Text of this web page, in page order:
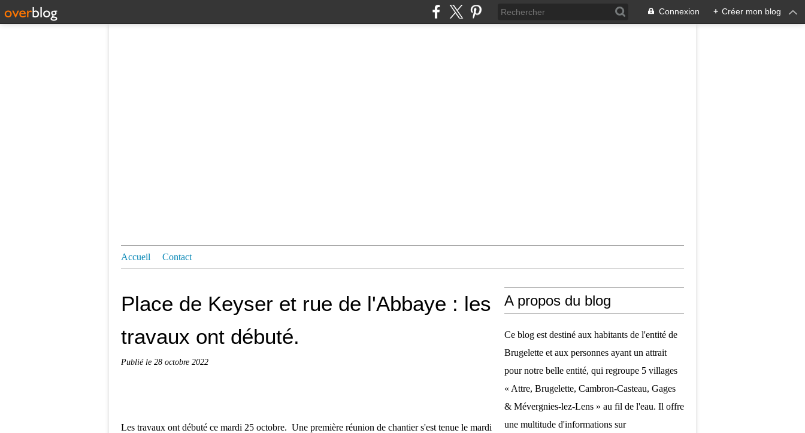
Connexion + Créer mon blog
Accueil Contact
Place de Keyser et rue de l'Abbaye : les
travaux ont débuté.
Publié le 28 octobre 2022
Les travaux ont débuté ce mardi 25 octobre. Une première réunion de chantier s'est tenue le mardi
A propos du blog
Ce blog est destiné aux habitants de l'entité de
Brugelette et aux personnes ayant un attrait
pour notre belle entité, qui regroupe 5 villages
« Attre, Brugelette, Cambron-Casteau, Gages
& Mévergnies-lez-Lens » au fil de l'eau. Il offre
une multitude d'informations sur